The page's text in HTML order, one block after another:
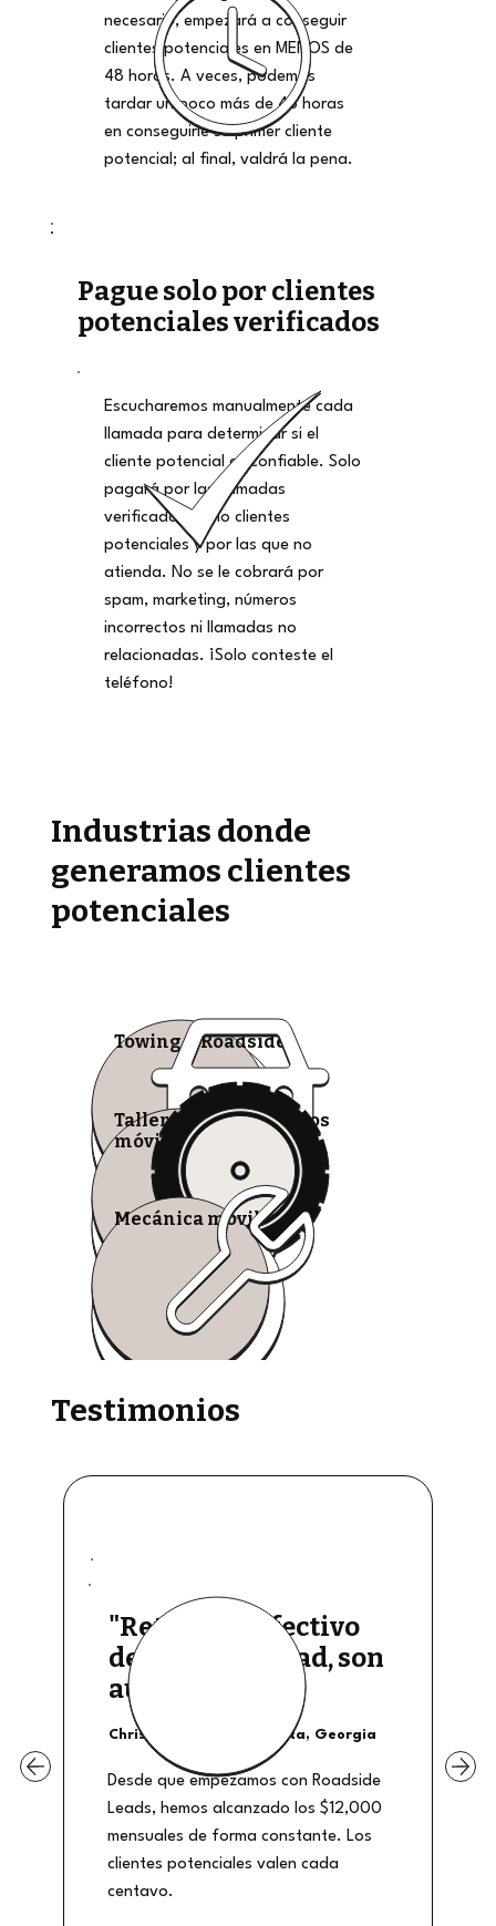
necesario, empezará a conseguir
clientes potenciales en MENOS de
48 horas. A veces, podemos
tardar un poco más de 48 horas
en conseguirle su primer cliente
potencial; al final, valdrá la pena.
Pague solo por clientes
potenciales verificados
Escucharemos manualmente cada
llamada para determinar si el
cliente potencial es confiable. Solo
pagará por las llamadas
verificadas como clientes
potenciales y por las que no
atienda. No se le cobrará por
spam, marketing, números
incorrectos ni llamadas no
relacionadas. ¡Solo conteste el
teléfono!
Industrias donde
generamos clientes
potenciales
Towing & Roadside
Talleres de neumáticos
móviles
Mecánica móvil
Testimonios
"Retiros de efectivo
de buena calidad, son
auténticos"
Christian Shields - Atlanta, Georgia
Desde que empezamos con Roadside
Leads, hemos alcanzado los $12,000
mensuales de forma constante. Los
clientes potenciales valen cada
centavo.